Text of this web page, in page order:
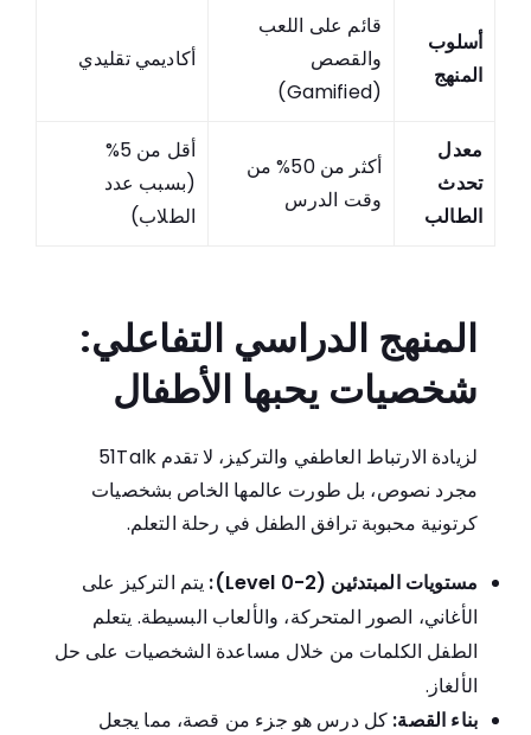
أسلوب
المنهج
قائم على اللعب
والقصص
(Gamified)
أكاديمي تقليدي
معدل
تحدث
الطالب
أكثر من 50% من
وقت الدرس
أقل من 5%
(بسبب عدد
الطلاب)
المنهج الدراسي التفاعلي:
شخصيات يحبها الأطفال
لزيادة الارتباط العاطفي والتركيز، لا تقدم 51Talk
مجرد نصوص، بل طورت عالمها الخاص بشخصيات
كرتونية محبوبة ترافق الطفل في رحلة التعلم.
مستويات المبتدئين (Level 0-2):
يتم التركيز على
الأغاني، الصور المتحركة، والألعاب البسيطة. يتعلم
الطفل الكلمات من خلال مساعدة الشخصيات على حل
الألغاز.
بناء القصة: كل درس هو جزء من قصة، مما يجعل